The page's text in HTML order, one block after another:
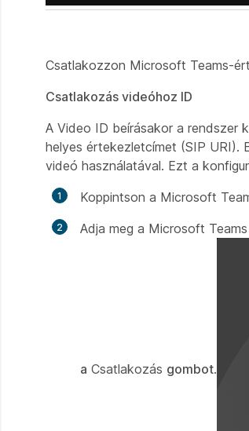
Csatlakozzon Microsoft Teams-
Csatlakozás videóhoz ID
A Video ID beírásakor a rendszer
helyes értekezletcímet (SIP
videó használatával. Ezt a
Koppintson a Microsoft
Adja meg a Microsoft
a Csatlakozás gombot.